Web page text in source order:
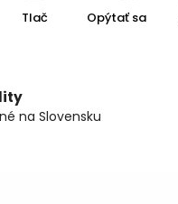
Tlač Opýtať sa
na Slovensku